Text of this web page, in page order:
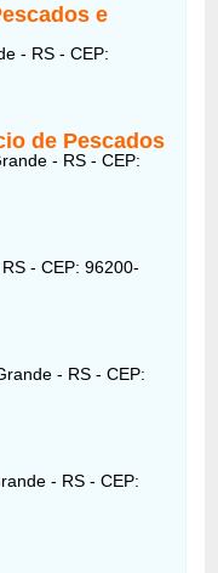
e
- RS - CEP:
de Pescados
- RS - CEP:
- CEP: 96200-
- RS - CEP:
- RS - CEP: